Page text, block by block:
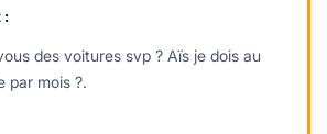
:
des voitures svp ? Aïs je dois au
par mois ?.